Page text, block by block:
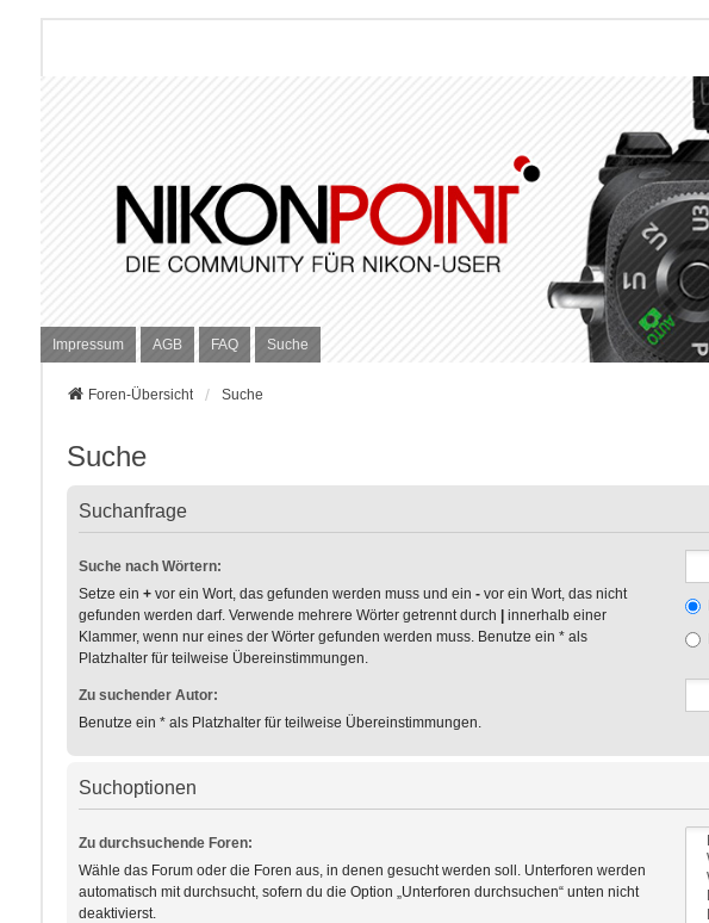
Impressum AGB FAQ Suche
Foren-Übersicht Suche
Suche
Suchanfrage
Suche nach Wörtern:
Setze ein +vor ein Wort, das gefunden werden muss und ein -vor ein Wort, das nicht
gefunden werden darf. Verwende mehrere Wörter getrennt durch
innerhalb einer
Klammer, wenn nur eines der Wörter gefunden werden muss. Benutze ein * als
Platzhalter für teilweise Übereinstimmungen.
Zu suchender Autor:
Benutze ein * als Platzhalter für teilweise Übereinstimmungen.
Suchoptionen
Zu durchsuchende Foren:
Wähle das Forum oder die Foren aus, in denen gesucht werden soll. Unterforen werden
automatisch mit durchsucht, sofern du die Option „Unterforen durchsuchen“ unten nicht
deaktivierst.